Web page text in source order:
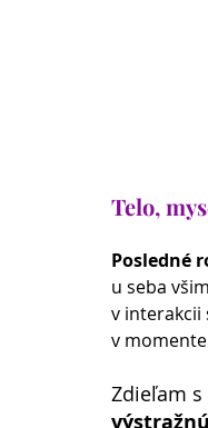
Telo,
Posledné
u seba
v interakcii
v
Zdieľam s